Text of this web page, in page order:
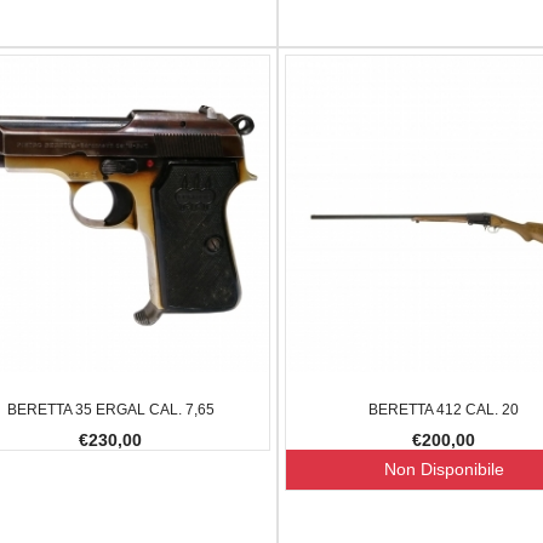
BERETTA 35 ERGAL CAL. 7,65
€230,00
BERETTA 412 CAL. 20
€200,00
Non Disponibile